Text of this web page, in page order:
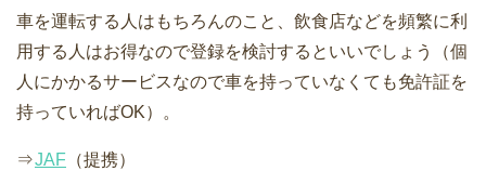
車を運転する人はもちろんのこと、飲食店などを頻繁に利
用する人はお得なので登録を検討するといいでしょう（個
人にかかるサービスなので車を持っていなくても免許証を
持っていればOK）。
⇒JAF （提携）